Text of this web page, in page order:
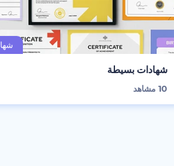
شهادات بسيطة
10مشاهد